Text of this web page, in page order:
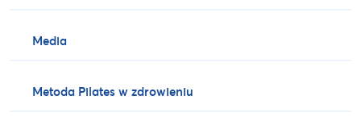
Media
Metoda Pilates w zdrowieniu